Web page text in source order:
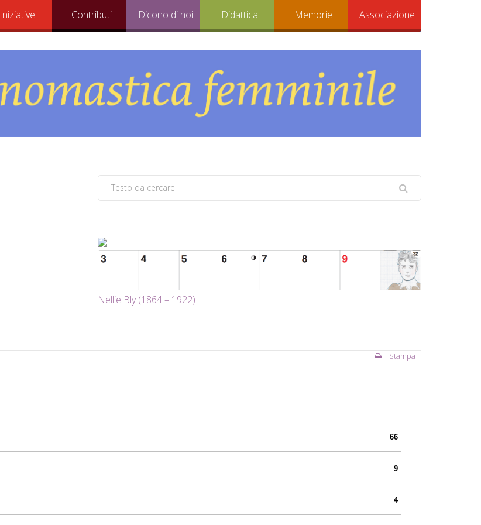
Iniziative Contributi Dicono di noi Didattica Memorie Associazione
Nellie Bly (1864 – 1922)
Stampa
66
9
4